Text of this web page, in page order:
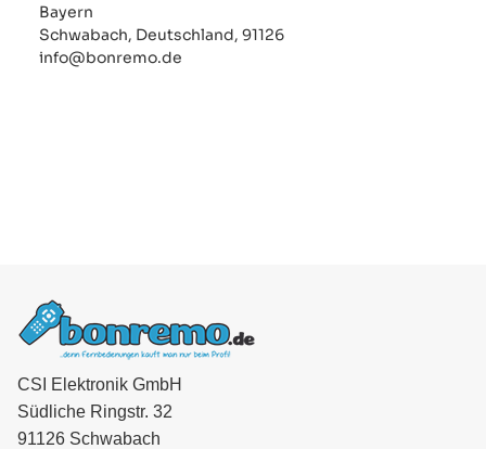
Bayern
Schwabach, Deutschland, 91126
info@bonremo.de
CSI Elektronik GmbH
Südliche Ringstr. 32
91126 Schwabach